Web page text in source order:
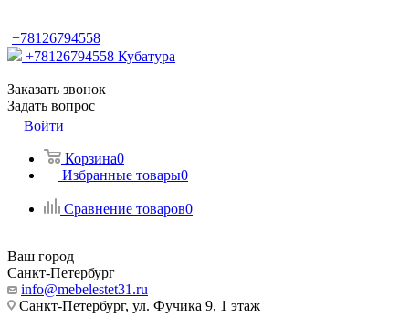
+78126794558
+78126794558 Кубатура
Заказать звонок
Задать вопрос
Войти
Корзина0
Избранные товары0
Сравнение товаров0
Ваш город
Санкт-Петербург
info@mebelestet31.ru
Санкт-Петербург, ул. Фучика 9, 1 этаж